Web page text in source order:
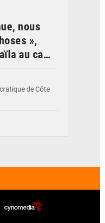
nous
»,
au camp
de Côte